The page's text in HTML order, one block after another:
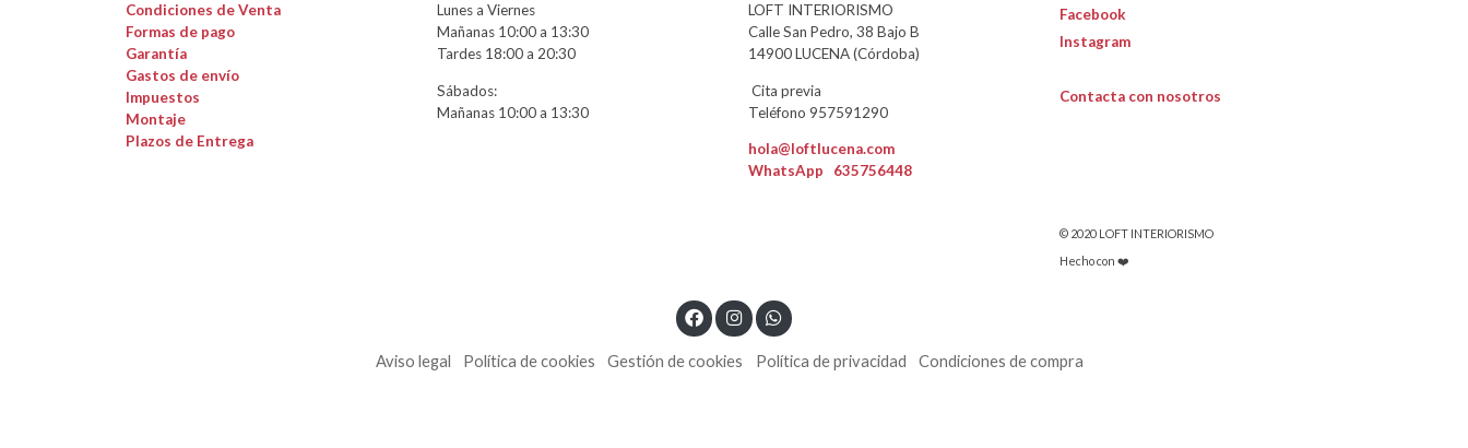
Condiciones de Venta
Formas de pago
Garantía
Gastos de envío
Impuestos
Montaje
Plazos de Entrega
Lunes a Viernes
Mañanas 10:00 a 13:30
Tardes 18:00 a 20:30
Sábados:
Mañanas 10:00 a 13:30
LOFT INTERIORISMO
Calle San Pedro, 38 Bajo B
14900 LUCENA (Córdoba)
Cita previa
Teléfono 957591290
hola@loftlucena.com
WhatsApp 635756448
Facebook
Instagram
Contacta con nosotros
© 2020 LOFT INTERIORISMO
Hecho con ❤️
Aviso legal Política de cookies Gestión de cookies Política de privacidad Condiciones de compra